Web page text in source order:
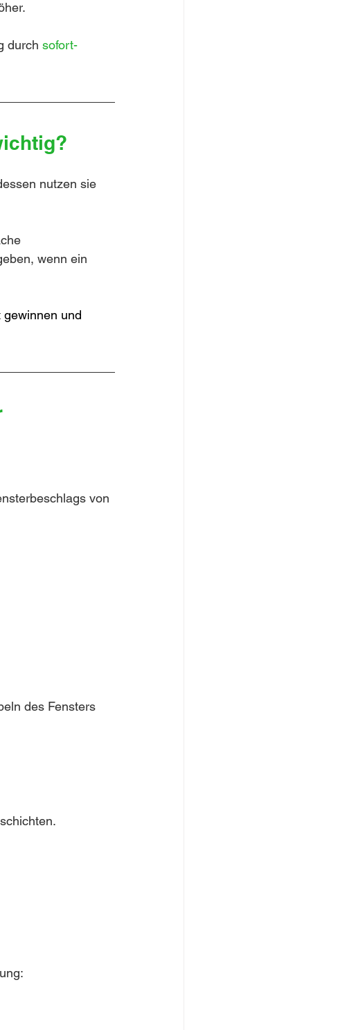
durch sofort-
nutzen sie
wenn ein
gewinnen und
von
des Fensters